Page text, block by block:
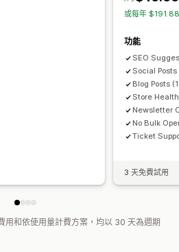
或每年
功能
SEO
Social
Blog Posts
Store
Newsletter
No Bulk
Ticket
3 天免費試用
用和依使用量計費方案，均以 30 天為週期